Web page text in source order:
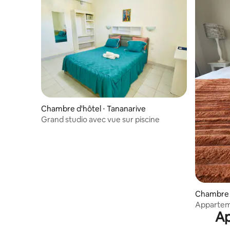
Chambre d'hôtel ⋅ Tananarive
Grand studio avec vue sur piscine